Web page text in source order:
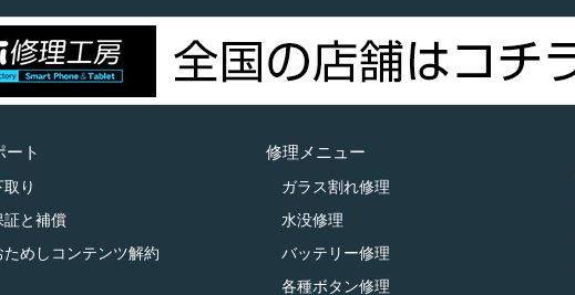
ート
取り
証と補償
ためしコンテンツ解約
修理メニュー
ガラス割れ修理
水没修理
バッテリー修理
各種ボタン修理